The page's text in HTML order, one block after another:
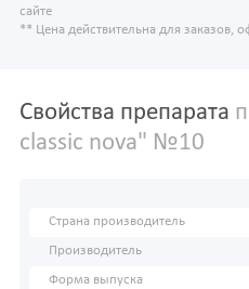
сайте
** Цена действительна для заказов,
Свойства препарата
classic nova" №10
Страна производитель
Производитель
Форма выпуска